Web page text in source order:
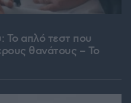
Το απλό τεστ που
θανάτους – Το